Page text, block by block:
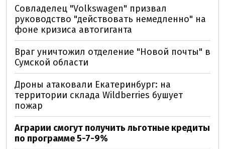
Совладелец "Volkswagen" призвал
руководство "действовать немедленно" на
фоне кризиса автогиганта
Враг уничтожил отделение "Новой почты" в
Сумской области
Дроны атаковали Екатеринбург: на
территории склада Wildberries бушует
пожар
Аграрии смогут получить льготные кредиты
по программе 5-7-9%